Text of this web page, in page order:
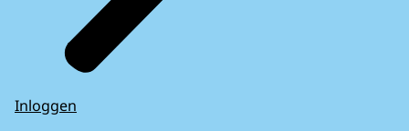
Inloggen